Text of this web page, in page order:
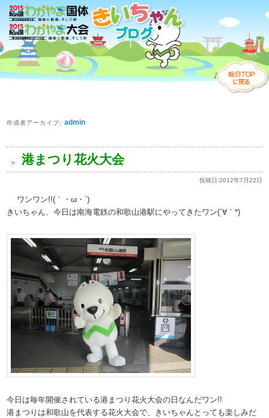
作成者アーカイブ:admin
港まつり花火大会
投稿日:2012年7月22日
ワンワン!!(｀・ω・´)
きいちゃん、今日は南海電鉄の和歌山港駅にやってきたワン(´∀｀*)
今日は毎年開催されている港まつり花火大会の日なんだワン!!
港まつりは和歌山を代表する花火大会で、きいちゃんとっても楽しみだ